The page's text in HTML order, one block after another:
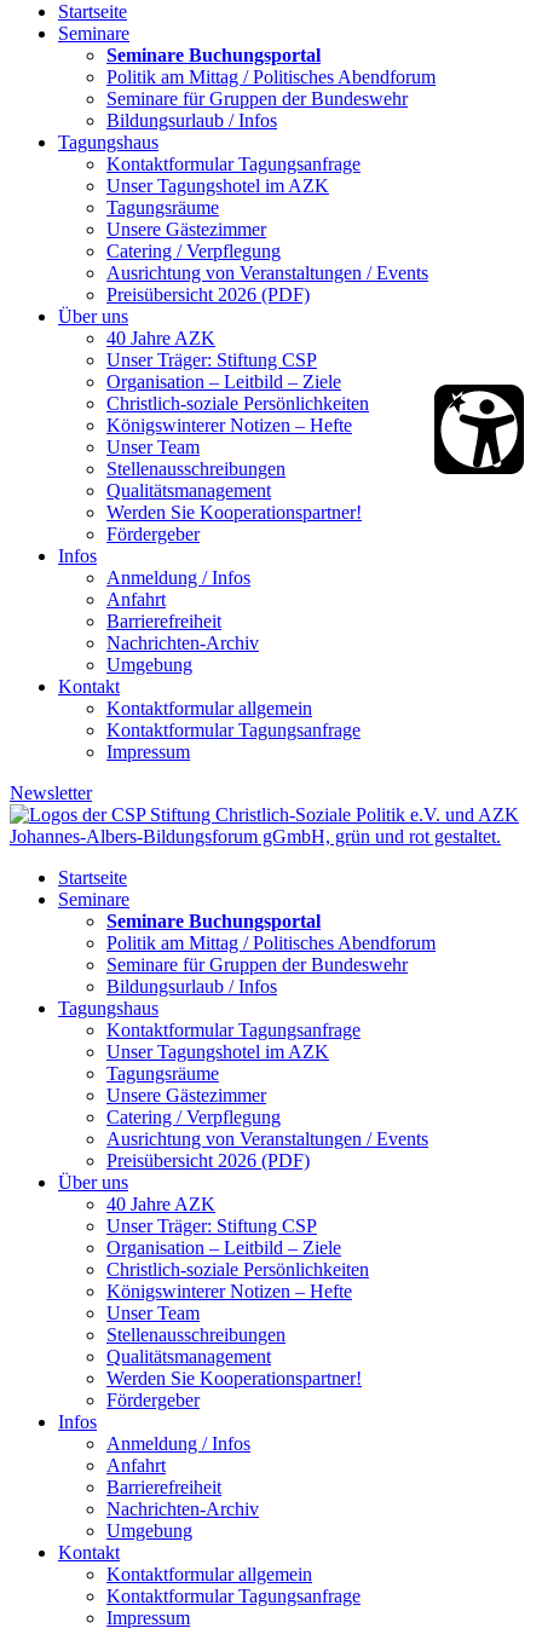
Startseite
Seminare
Seminare Buchungsportal
Politik am Mittag / Politisches Abendforum
Seminare für Gruppen der Bundeswehr
Bildungsurlaub / Infos
Tagungshaus
Kontaktformular Tagungsanfrage
Unser Tagungshotel im AZK
Tagungsräume
Unsere Gästezimmer
Catering / Verpflegung
Ausrichtung von Veranstaltungen / Events
Preisübersicht 2026 (PDF)
Über uns
40 Jahre AZK
Unser Träger: Stiftung CSP
Organisation – Leitbild – Ziele
Christlich-soziale Persönlichkeiten
Königswinterer Notizen – Hefte
Unser Team
Stellenausschreibungen
Qualitätsmanagement
Werden Sie Kooperationspartner!
Fördergeber
Infos
Anmeldung / Infos
Anfahrt
Barrierefreiheit
Nachrichten-Archiv
Umgebung
Kontakt
Kontaktformular allgemein
Kontaktformular Tagungsanfrage
Impressum
Newsletter
Startseite
Seminare
Seminare Buchungsportal
Politik am Mittag / Politisches Abendforum
Seminare für Gruppen der Bundeswehr
Bildungsurlaub / Infos
Tagungshaus
Kontaktformular Tagungsanfrage
Unser Tagungshotel im AZK
Tagungsräume
Unsere Gästezimmer
Catering / Verpflegung
Ausrichtung von Veranstaltungen / Events
Preisübersicht 2026 (PDF)
Über uns
40 Jahre AZK
Unser Träger: Stiftung CSP
Organisation – Leitbild – Ziele
Christlich-soziale Persönlichkeiten
Königswinterer Notizen – Hefte
Unser Team
Stellenausschreibungen
Qualitätsmanagement
Werden Sie Kooperationspartner!
Fördergeber
Infos
Anmeldung / Infos
Anfahrt
Barrierefreiheit
Nachrichten-Archiv
Umgebung
Kontakt
Kontaktformular allgemein
Kontaktformular Tagungsanfrage
Impressum